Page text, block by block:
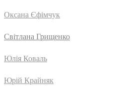
Оксана Єфімчук
Світлана Грищенко
Юлія Коваль
Юрій Крайняк